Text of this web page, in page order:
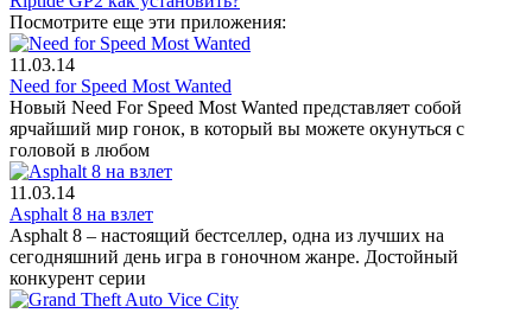
Посмотрите еще эти приложения:
11.03.14
Need for Speed Most Wanted
Новый Need For Speed Most Wanted представляет собой
ярчайший мир гонок, в который вы можете окунуться с
головой в любом
11.03.14
Asphalt 8 на взлет
Asphalt 8 – настоящий бестселлер, одна из лучших на
сегодняшний день игра в гоночном жанре. Достойный
конкурент серии